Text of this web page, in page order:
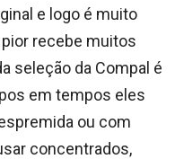
e logo é muito
recebe muitos
seleção da Compal é
em tempos eles
ou com
concentrados,